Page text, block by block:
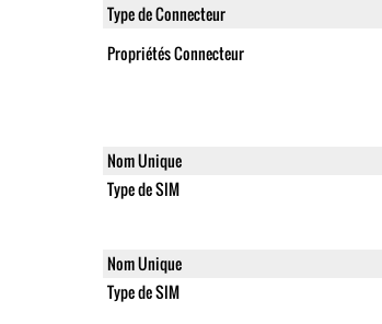
Type de Connecteur
Propriétés Connecteur
Nom Unique
Type de SIM
Nom Unique
Type de SIM